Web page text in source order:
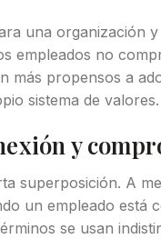
una organización
empleados no
más propensos a
sistema de valores.
y
superposición. A
un empleado está
se usan